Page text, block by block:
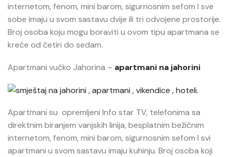
internetom, fenom, mini barom, sigurnosnim sefom I sve
sobe imaju u svom sastavu dvije ili tri odvojene prostorije.
Broj osoba koju mogu boraviti u ovom tipu apartmana se
kreće od četiri do sedam.
Apartmani vučko Jahorina – apartmani na jahorini
Apartmani su opremljeni Info star TV, telefonima sa
direktnim biranjem vanjskih linija, besplatnim bežičnim
internetom, fenom, mini barom, sigurnosnim sefom I svi
apartmani u svom sastavu imaju kuhinju. Broj osoba koji